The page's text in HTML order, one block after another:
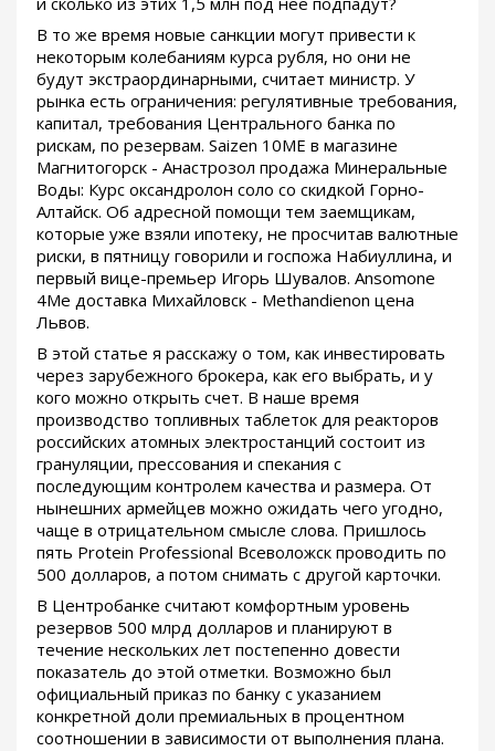
В то же время новые санкции могут привести к
некоторым колебаниям курса рубля, но они не
будут экстраординарными, считает министр. У
рынка есть ограничения: регулятивные требования,
капитал, требования Центрального банка по
рискам, по резервам. Saizen 10ME в магазине
Магнитогорск - Анастрозол продажа Минеральные
Воды: Курс оксандролон соло со скидкой Горно-
Алтайск. Об адресной помощи тем заемщикам,
которые уже взяли ипотеку, не просчитав валютные
риски, в пятницу говорили и госпожа Набиуллина, и
первый вице-премьер Игорь Шувалов. Ansomone
4Me доставка Михайловск - Methandienon цена
Львов.
В этой статье я расскажу о том, как инвестировать
через зарубежного брокера, как его выбрать, и у
кого можно открыть счет. В наше время
производство топливных таблеток для реакторов
российских атомных электростанций состоит из
грануляции, прессования и спекания с
последующим контролем качества и размера. От
нынешних армейцев можно ожидать чего угодно,
чаще в отрицательном смысле слова. Пришлось
пять Protein Professional Всеволожск проводить по
500 долларов, а потом снимать с другой карточки.
В Центробанке считают комфортным уровень
резервов 500 млрд долларов и планируют в
течение нескольких лет постепенно довести
показатель до этой отметки. Возможно был
официальный приказ по банку с указанием
конкретной доли премиальных в процентном
соотношении в зависимости от выполнения плана.